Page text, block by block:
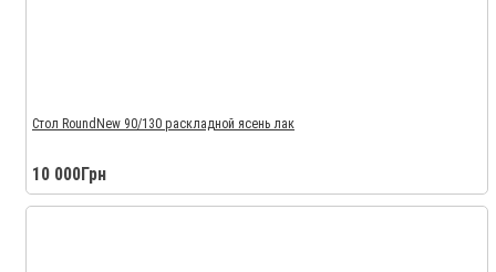
Стол RoundNew 90/130 раскладной ясень лак
10 000Грн